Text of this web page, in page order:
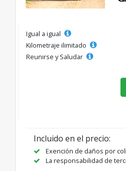
Igual a igual
Kilometraje ilimitado
Reunirse y Saludar
Incluido en el precio:
Exención de daños por
La responsabilidad de